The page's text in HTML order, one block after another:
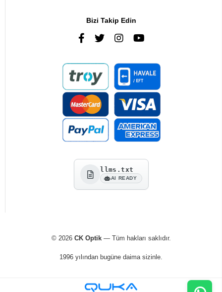
Bizi Takip Edin
llms.txt
AI READY
© 2026 CK Optik— Tüm hakları saklıdır.
1996 yılından bugüne daima sizinle.